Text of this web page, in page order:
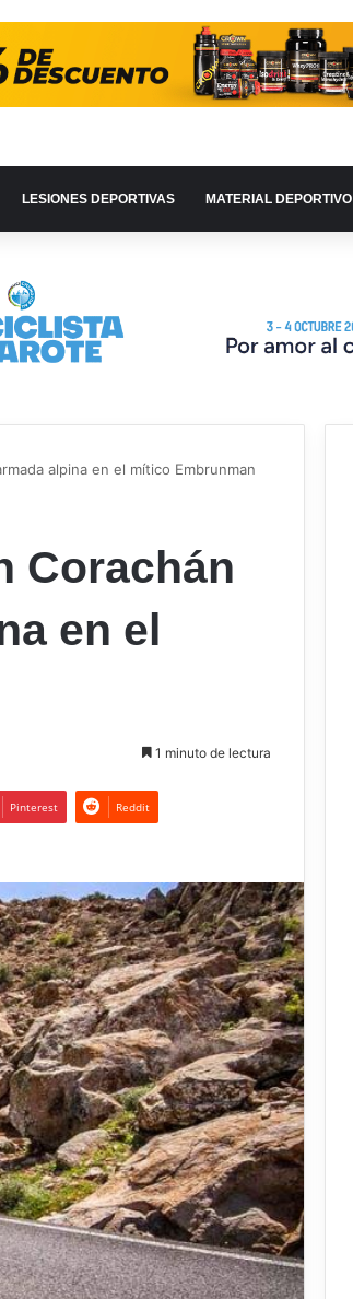
LESIONES DEPORTIVAS MATERIAL DEPORTIVO
alpina en el mítico Embrunman
Corachán
en el
1 minuto de lectura
Pinterest Reddit